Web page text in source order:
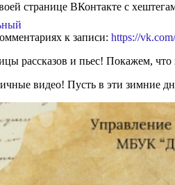
странице ВКонтакте с
к записи: https://
рассказов и пьес! Покажем,
видео! Пусть в эти зимние